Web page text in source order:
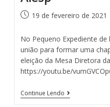
19 de fevereiro de 2021
No Pequeno Expediente
união para formar uma
eleição da Mesa Diretora
https://youtu.be/
Continue Lendo